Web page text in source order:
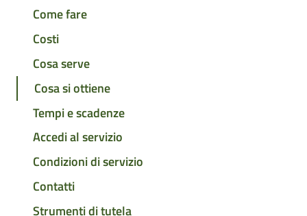
Come fare
Costi
Cosa serve
Cosa si ottiene
Tempi e scadenze
Accedi al servizio
Condizioni di servizio
Contatti
Strumenti di tutela